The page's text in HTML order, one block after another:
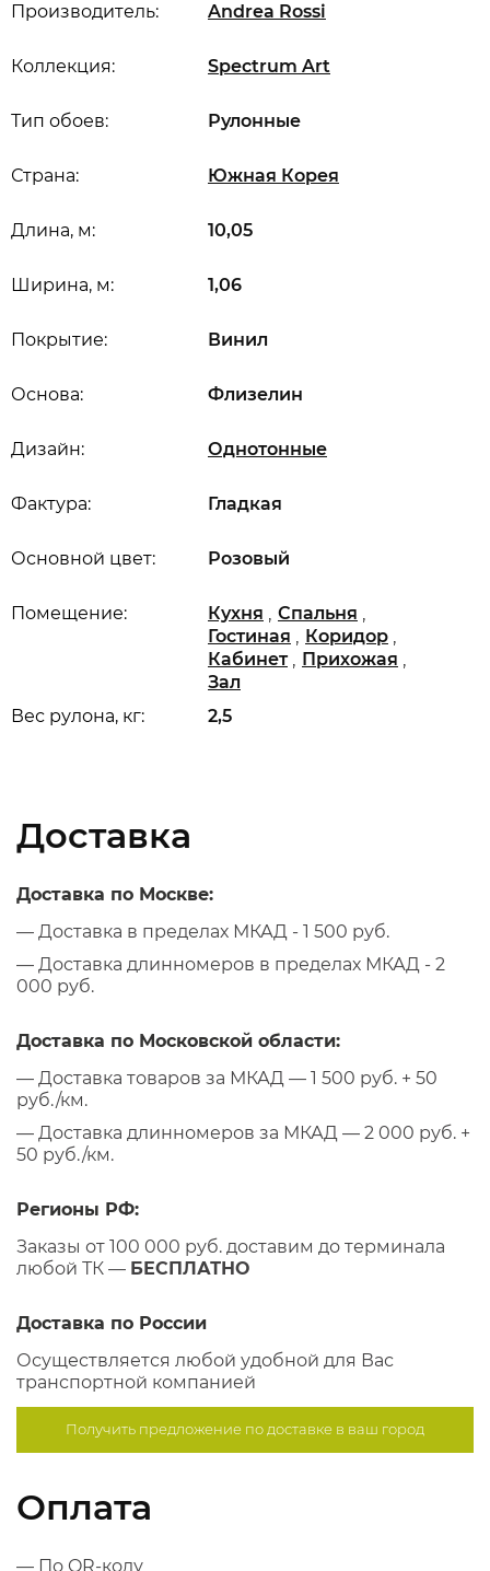
Производитель: Andrea Rossi
Коллекция: Spectrum Art
Длина, м: 10,05
Ширина, м: 1,06
Вес рулона, кг: 2,5
Основной цвет: Розовый
Дизайн: Однотонные
Основа: Флизелин
Покрытие: Винил
Помещение: Кухня , Спальня ,
Гостиная , Коридор ,
Кабинет , Прихожая ,
Зал
Страна: Южная Корея
Тип обоев: Рулонные
Фактура: Гладкая
Доставка
Доставка по Москве:
— Доставка в пределах МКАД - 1 500 руб.
— Доставка длинномеров в пределах МКАД - 2
000 руб.
Доставка по Московской области:
— Доставка товаров за МКАД — 1 500 руб. + 50
руб./км.
— Доставка длинномеров за МКАД — 2 000 руб. +
50 руб./км.
Регионы РФ:
Заказы от 100 000 руб. доставим до терминала
любой ТК — БЕСПЛАТНО
Доставка по России
Осуществляется любой удобной для Вас
транспортной компанией
Получить предложение подоставке в ваш город
Оплата
— По QR-коду